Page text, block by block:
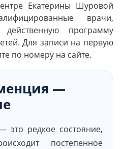
Екатерины Шуровой
врачи,
действенную программу
Для записи на первую
по номеру на сайте.
—
это редкое состояние,
постепенное